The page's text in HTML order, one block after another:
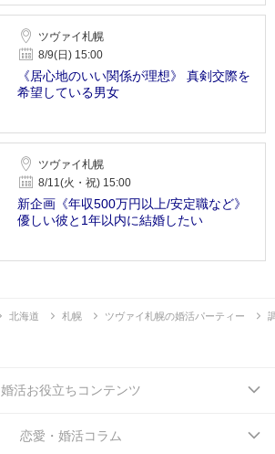
ツヴァイ札幌
8/9(日) 15:00
《居心地のいい関係が理想》 真剣交際を
希望している男女
ツヴァイ札幌
8/11(火・祝) 15:00
新企画《年収500万円以上/安定職など》
優しい彼と1年以内に結婚したい
北海道 札幌 ツヴァイ札幌の婚活パーティー
婚活お役立ちコンテンツ
恋愛・婚活コラム